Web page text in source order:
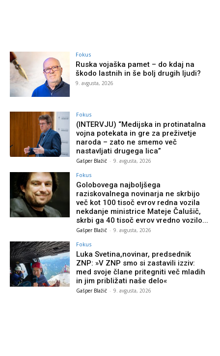
Fokus
Ruska vojaška pamet – do kdaj na
škodo lastnih in še bolj drugih ljudi?
9. avgusta, 2026
Fokus
(INTERVJU) “Medijska in protinatalna
vojna potekata in gre za preživetje
naroda – zato ne smemo več
nastavljati drugega lica”
Gašper Blažič - 9. avgusta, 2026
Fokus
Golobovega najboljšega
raziskovalnega novinarja ne skrbijo
več kot 100 tisoč evrov redna vozila
nekdanje ministrice Mateje Čalušič,
skrbi ga 40 tisoč evrov vredno vozilo...
Gašper Blažič - 9. avgusta, 2026
Fokus
Luka Svetina,novinar, predsednik
ZNP: »V ZNP smo si zastavili izziv:
med svoje člane pritegniti več mladih
in jim približati naše delo«
Gašper Blažič - 9. avgusta, 2026